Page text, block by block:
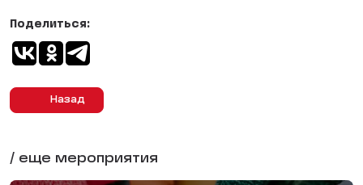
Назад
Поделиться:
/ еще мероприятия